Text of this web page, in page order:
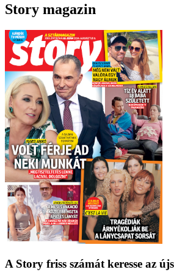
Story magazin
A Story friss számát keresse az